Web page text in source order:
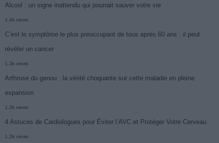
Alcool : un signe inattendu qui pourrait sauver votre vie
1.4k views
C’est le symptôme le plus préoccupant de tous après 60 ans : il peut
révéler un cancer
1.3k views
Arthrose du genou : la vérité choquante sur cette maladie en pleine
expansion
1.3k views
4 Astuces de Cardiologues pour Éviter l’AVC et Protéger Votre Cerveau
1.2k views